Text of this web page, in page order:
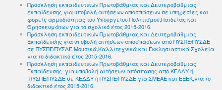
Πρόσκληση εκπαιδευτικών Πρωτοβάθμιας και Δευτεροβάθμιας
εκπαίδευσης για υποβολή αιτήσεων αποσπάσεων σε υπηρεσίες και
φορείς αρμοδιότητας του Υπουργείου Πολιτισμού,Παιδείας και
Θρησκευμάτων για το σχολικό έτος 2015-2016.
Πρόσκληση εκπαιδευτικών Πρωτοβάθμιας και Δευτεροβάθμιας
Εκπαίδευσης για υποβολή αιτήσεων αποσπάσεων από ΠΥΣΠΕ/ΠΥΣΔΕ
σε ΠΥΣΠΕ/ΠΥΣΔΕ Μουσικά,Καλλιτεχνικά και Εκκλησιαστικά Σχολεία
για το διδακτικό έτος 2015-2016.
Πρόσκληση εκπαιδευτικών Πρωτοβάθμιας και Δευτεροβάθμιας
Εκπαίδευσης για υποβολή αιτήσεων απόσπασης από ΚΕΔΔΥ ή
ΠΥΣΠΕ/ΠΥΣΔΕ σε ΚΕΔΔΥ ή ΠΥΣΠΕ/ΠΥΣΔΕ για ΣΜΕΑΕ και ΕΕΕΚ,για το
διδακτικό έτος 2015-2016.